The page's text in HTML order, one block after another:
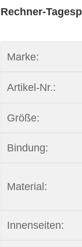
Rechner-
Marke:
Artikel-Nr.:
Größe:
Bindung:
Material:
Innenseiten: